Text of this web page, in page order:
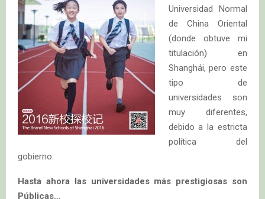
Universidad Normal
de China Oriental
(donde obtuve mi
titulación) en
Shanghái, pero este
tipo de
universidades son
muy diferentes,
debido a la estricta
política del
gobierno.
Hasta ahora las universidades más prestigiosas son
Públicas…